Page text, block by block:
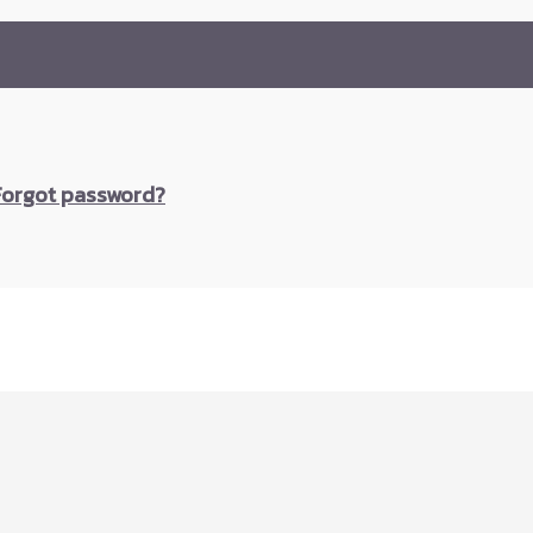
password?